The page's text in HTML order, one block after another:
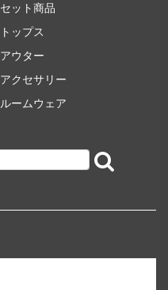
セット商品
トップス
アウター
アクセサリー
ルームウェア